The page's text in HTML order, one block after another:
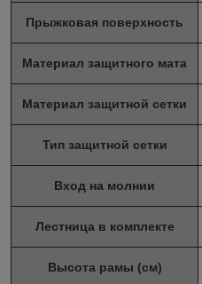
Прыжковая поверхность
Материал защитного мата
Материал защитной сетки
Тип защитной сетки
Вход на молнии
Лестница в комплекте
Высота рамы (см)